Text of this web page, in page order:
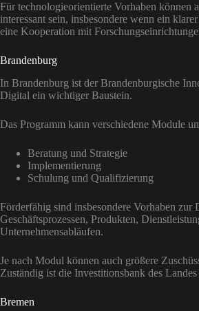
Für technologieorientierte Vorhaben können
interessant sein, insbesondere wenn ein
eine Kooperation mit
Brandenburg
In Brandenburg ist der Brandenburgische
Digital ein wichtiger Baustein.
Das Programm kann verschiedene Module
Beratung und Strategie
Implementierung
Schulung und Qualifizierung
Förderfähig sind insbesondere Vorhaben zur
Geschäftsprozessen, Produkten,
Unternehmensabläufen.
Je nach Modul können auch größere
Zuständig ist die Investitionsbank des
Bremen